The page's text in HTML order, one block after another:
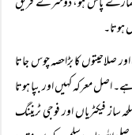
ہوتا۔
کا بڑاحصہ چوس جاتا
معرکہ کہیں اور بپا ہوتا
فیکٹریاں اور فوجی ٹریننگ